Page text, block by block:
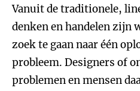
Vanuit de traditionele,
denken en handelen zijn
zoek te gaan naar één
probleem. Designers of
problemen en mensen